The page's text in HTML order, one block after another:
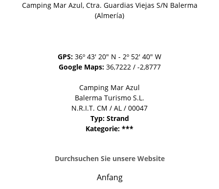
Camping Mar Azul, Ctra. Guardias Viejas S/N Balerma
(Almería)
GPS: 36º 43' 20" N - 2º 52' 40" W
Google Maps:36,7222 / -2,8777
Camping Mar Azul
Balerma Turismo S.L.
N.R.I.T. CM / AL / 00047
Typ: Strand
Kategorie: ***
Durchsuchen Sie unsere Website
Anfang